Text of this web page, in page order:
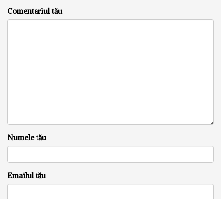
Comentariul tău
Numele tău
Emailul tău